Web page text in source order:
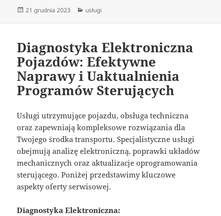
Data
21 grudnia 2023 Kategorie
usługi
Diagnostyka Elektroniczna
Pojazdów: Efektywne
Naprawy i Uaktualnienia
Programów Sterujących
Usługi utrzymujące pojazdu, obsługa techniczna
oraz zapewniają kompleksowe rozwiązania dla
Twojego środka transportu. Specjalistyczne usługi
obejmują analizę elektroniczną, poprawki układów
mechanicznych oraz aktualizacje oprogramowania
sterującego. Poniżej przedstawimy kluczowe
aspekty oferty serwisowej.
Diagnostyka Elektroniczna: